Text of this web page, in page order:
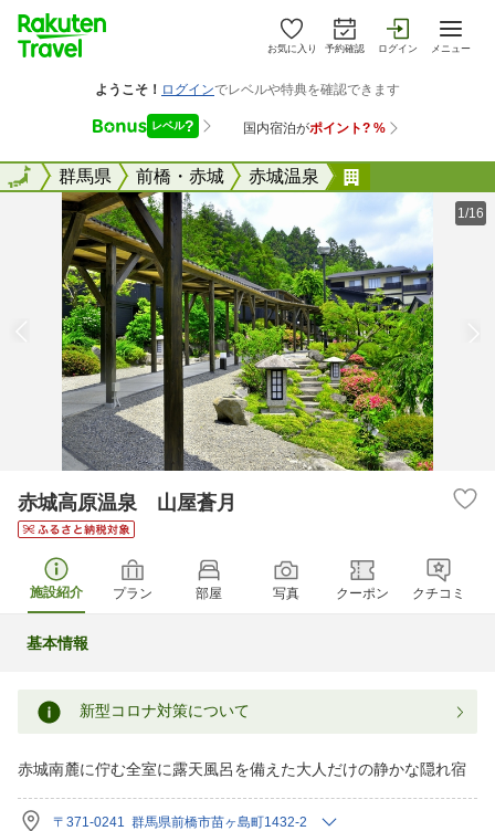
お気に入り 予約確認 ログイン メニュー
全国群馬県 前橋・赤城 赤城温泉
全国
1/16
赤城高原温泉 山屋蒼月
施設紹介 プラン 部屋 写真 クーポン クチコミ
基本情報
新型コロナ対策について
赤城南麓に佇む全室に露天風呂を備えた大人だけの静かな隠れ宿
〒371-0241 群馬県前橋市苗ヶ島町1432-2